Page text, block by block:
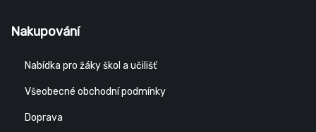
Nakupování
Nabídka pro žáky škol a učilišť
Všeobecné obchodní podmínky
Doprava